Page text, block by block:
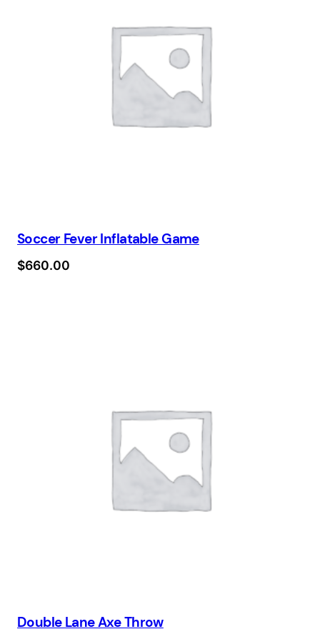
Soccer Fever Inflatable Game
$660.00
Double Lane Axe Throw